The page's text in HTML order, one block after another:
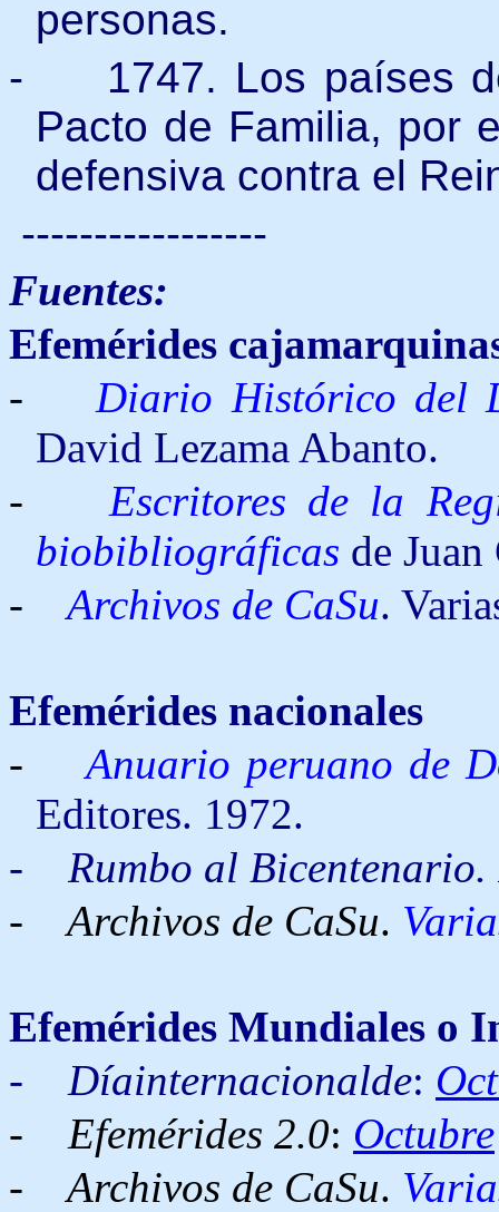
personas.
-
1747. Los países
Pacto de Familia, por
defensiva contra el
-----------------
Fuentes:
Efemérides
-
Diario Histórico del
David Lezama Abanto.
-
Escritores de la
biobibliográficas de Juan
-Archivos de CaSu.
Efemérides nacionales
-
Anuario peruano de
Editores. 1972.
- Rumbo al
- Archivos de CaSu.
Efemérides Mundiales o
- Díainternacionalde:
-
Efemérides 2.0: Octubre
- Archivos de CaSu.